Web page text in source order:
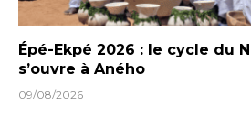
Épé-Ekpé 2026 : le cycle du
s’ouvre à Aného
09/08/2026